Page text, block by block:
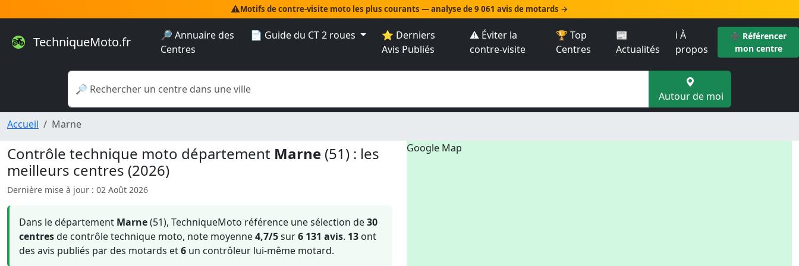
⚠️Motifs de contre-visite moto les plus courants — analyse de 9 061 avis de motards →
TechniqueMoto.fr
🔎 Annuaire des
Centres
📄 Guide du CT 2 roues
⭐ Derniers
Avis Publiés
⚠️ Éviter la
contre-visite
🏆 Top
Centres
📰
Actualités
ℹ️ À
propos
➕ Référencer
mon centre
Autour de moi
Accueil Marne
Contrôle technique moto département Marne (51) : les
meilleurs centres (2026)
Dernière mise à jour : 02 Août 2026
Dans le département Marne(51), TechniqueMoto référence une sélection de30
centresde contrôle technique moto, note moyenne4,7/5sur6 131 avis. 13 ont
des avis publiés par des motards et6 un contrôleur lui-même motard.
Google Map